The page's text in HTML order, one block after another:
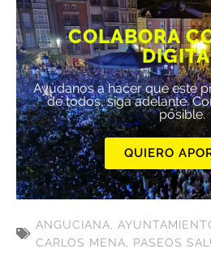
COLABORA
Ayúdanos a hacer que este
de todos, siga adelante.
posible.
QUIERO
ANGUCIANA,
CARLOS MENA, PASEOS